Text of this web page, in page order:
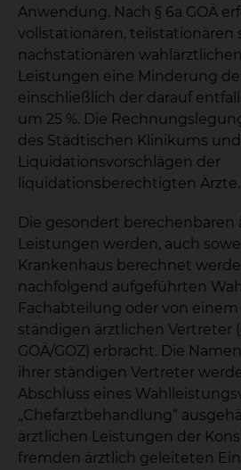
Anwendung. Nach § 6a GOÄ
vollstationären, teilstationären
nachstationären
Leistungen eine Minderung
einschließlich der darauf
um 25 %. Die
des Städtischen Klinikums
Liquidationsvorschlägen der
liquidationsberechtigten Ärzte.
Die gesondert berechenbaren
Leistungen werden, auch
Krankenhaus berechnet
nachfolgend aufgeführten
Fachabteilung oder von
ständigen ärztlichen Vertreter
GOÄ/GOZ) erbracht. Die
ihrer ständigen Vertreter
Abschluss eines
„Chefarztbehandlung“
ärztlichen Leistungen der
fremden ärztlich geleiteten